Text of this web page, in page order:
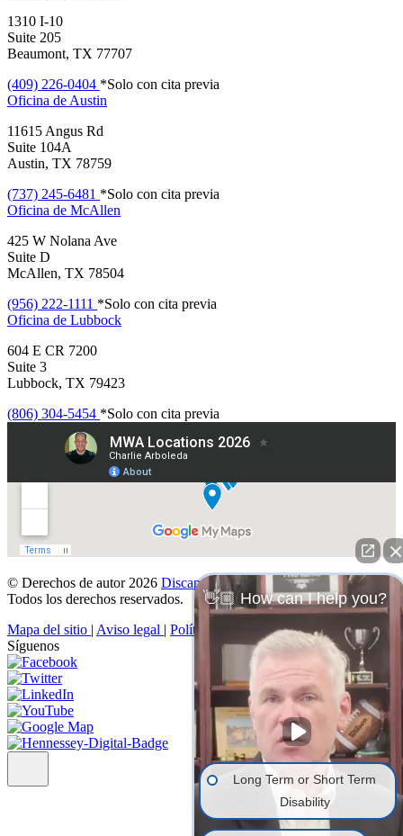
1310 I-10
Suite 205
Beaumont, TX 77707
(409) 226-0404 *Solo con cita previa
Oficina de Austin
11615 Angus Rd
Suite 104A
Austin, TX 78759
(737) 245-6481 *Solo con cita previa
Oficina de McAllen
425 W Nolana Ave
Suite D
McAllen, TX 78504
(956) 222-1111 *Solo con cita previa
Oficina de Lubbock
604 E CR 7200
Suite 3
Lubbock, TX 79423
(806) 304-5454 *Solo con cita previa
© Derechos de autor 2026 Discapacidad Denegada.
Todos los derechos reservados.
Mapa del sitio | Aviso legal | Política de privacidad
Síguenos
👋🏼 How can I help you?
Long Term or Short Term
Disability